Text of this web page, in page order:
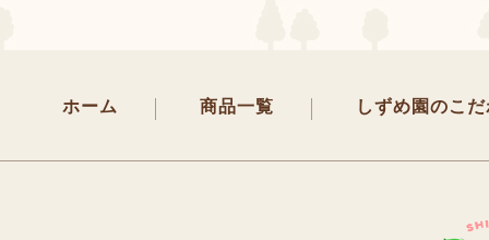
ホーム 商品一覧 しずめ園のこ